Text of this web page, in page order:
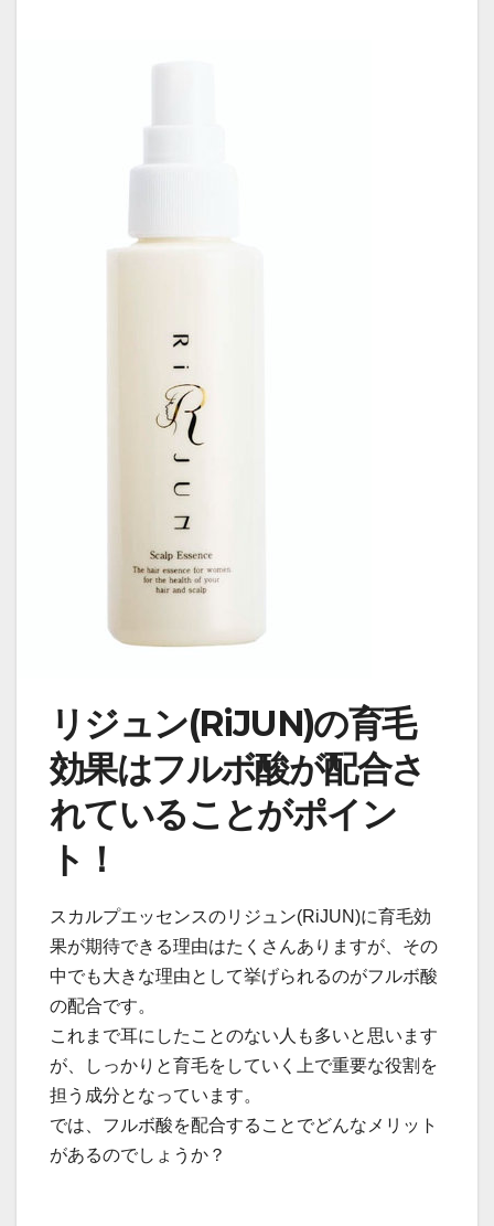
リジュン(RiJUN)の育毛
効果はフルボ酸が配合さ
れていることがポイン
ト！
スカルプエッセンスのリジュン(RiJUN)に育毛効
果が期待できる理由はたくさんありますが、その
中でも大きな理由として挙げられるのがフルボ酸
の配合です。
これまで耳にしたことのない人も多いと思います
が、しっかりと育毛をしていく上で重要な役割を
担う成分となっています。
では、フルボ酸を配合することでどんなメリット
があるのでしょうか？